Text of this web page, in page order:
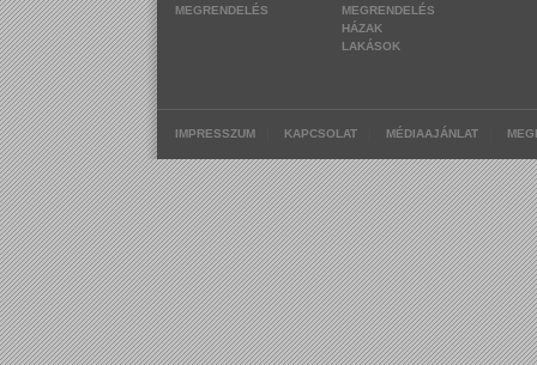
MEGRENDELÉS
MEGRENDELÉS
HÁZAK
LAKÁSOK
IMPRESSZUM KAPCSOLAT MÉDIAAJÁNLAT